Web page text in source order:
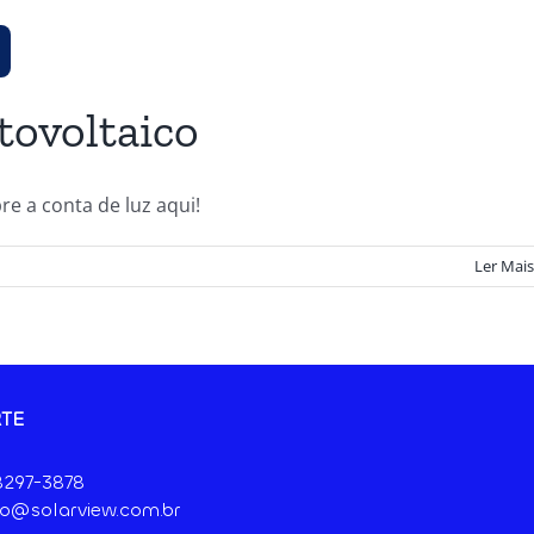
a conta de luz aqui!
Ler Mais
3878